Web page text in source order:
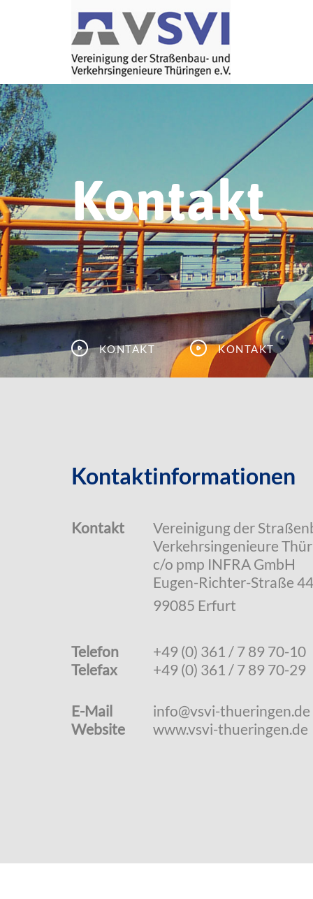
Kontakt
Kontakt Kontakt
Kontaktinformationen
Kontakt
Vereinigung der
Verkehrsingenieure
c/o pmp INFRA GmbH
Eugen-Richter-Straße 44
99085 Erfurt
Telefon
+49 (0) 361 / 7 89 70-10
Telefax
+49 (0) 361 / 7 89 70-29
E-Mail
info@vsvi-thueringen.de
Website
www.vsvi-thueringen.de